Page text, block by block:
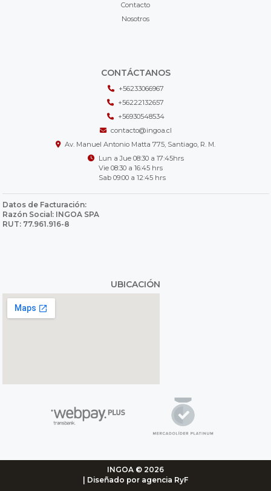
Contacto
Nosotros
CONTÁCTANOS
+56233066967
+56222132657
+56930548534
contacto@ingoa.cl
Av. Manuel Antonio Matta 775, Santiago, R. M.
Lun a Jue 08:30 a 17:45hrs
Vie 08:30 a 16:45 hrs
Sab 09:00 a 12:45 hrs
Datos de Facturación:
Razón Social: INGOA SPA
RUT: 77.961.916-8
UBICACIÓN
INGOA © 2026
| Diseñado por agencia RyF